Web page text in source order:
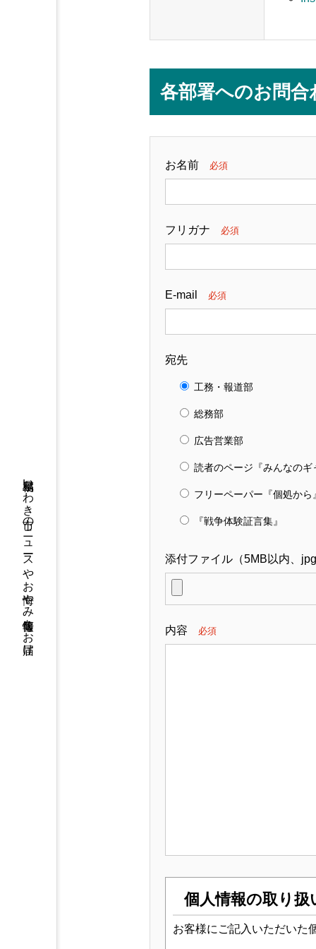
福島県いわき市のニュースやお悔やみ情報等をお届け
各部署へのお問合
お名前 必須
フリガナ 必須
E-mail 必須
宛先
工務・報道部
総務部
広告営業部
読者のページ『みんなのギ
フリーペーパー『個処から
『戦争体験証言集』
添付ファイル（5MB以内、
内容 必須
個人情報の取り
お客様にご記入いただいた